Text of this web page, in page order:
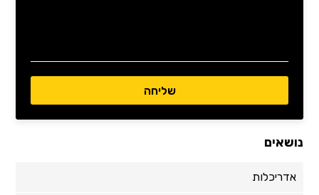
נושאים
אדריכלות